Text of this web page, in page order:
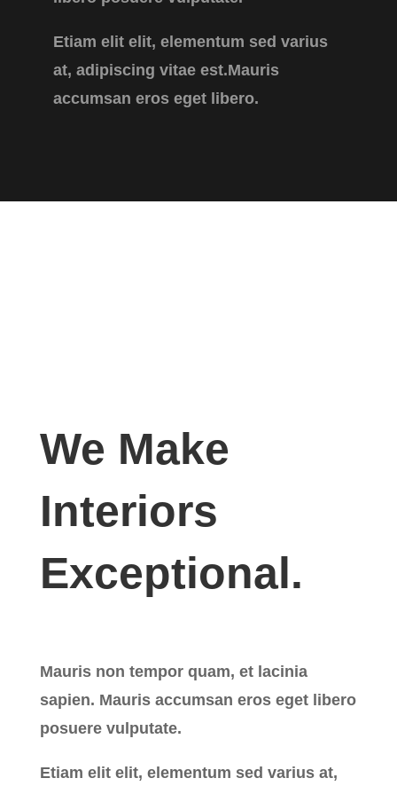
Etiam elit elit, elementum sed varius
at, adipiscing vitae est.Mauris
accumsan eros eget libero.
We Make
Interiors
Exceptional.
Mauris non tempor quam, et lacinia
sapien. Mauris accumsan eros eget libero
posuere vulputate.
Etiam elit elit, elementum sed varius at,